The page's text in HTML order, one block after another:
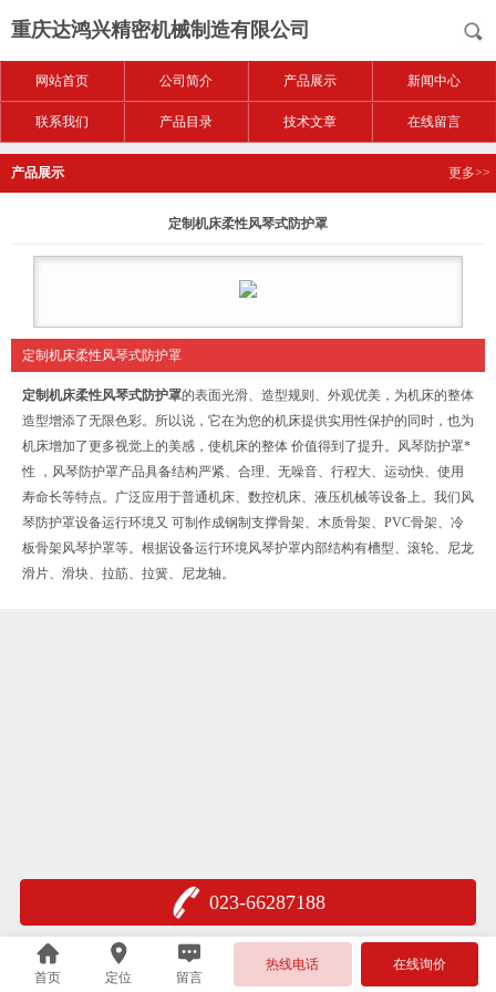
重庆达鸿兴精密机械制造有限公司
网站首页 公司简介 产品展示 新闻中心
联系我们 产品目录 技术文章 在线留言
产品展示 更多>>
定制机床柔性风琴式防护罩
定制机床柔性风琴式防护罩
定制机床柔性风琴式防护罩的表面光滑、造型规则、外观优美，为机床的整体
造型增添了无限色彩。所以说，它在为您的机床提供实用性保护的同时，也为
机床增加了更多视觉上的美感，使机床的整体 价值得到了提升。风琴防护罩*
性 ，风琴防护罩产品具备结构严紧、合理、无噪音、行程大、运动快、使用
寿命长等特点。广泛应用于普通机床、数控机床、液压机械等设备上。我们风
琴防护罩设备运行环境又 可制作成钢制支撑骨架、木质骨架、PVC骨架、冷
板骨架风琴护罩等。根据设备运行环境风琴护罩内部结构有槽型、滚轮、尼龙
滑片、滑块、拉筋、拉簧、尼龙轴。
023-66287188
首页 定位 留言
热线电话 在线询价